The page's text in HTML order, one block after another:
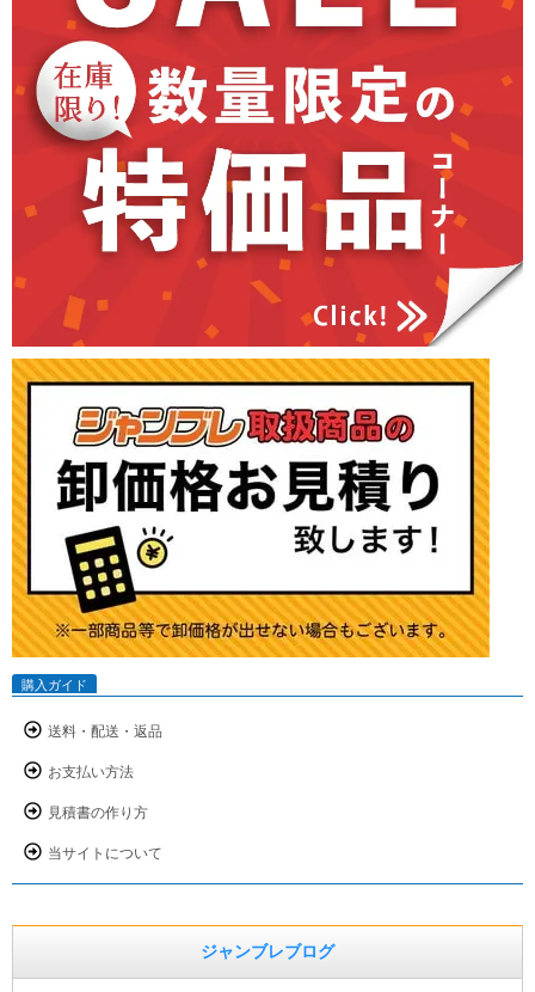
購入ガイド
送料・配送・返品
お支払い方法
見積書の作り方
当サイトについて
ジャンブレブログ